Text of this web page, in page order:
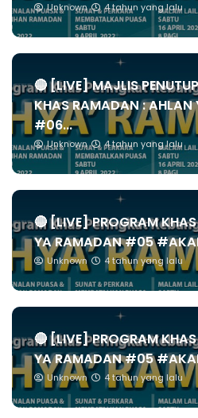
Unknown 4 tahun yang lalu
🔴 [LIVE] MAJLIS
KHAS RAMADAN :
#06...
Unknown 4 tahun yang lalu
🔴 [LIVE] PROGRAM
YA RAMADAN #05
Unknown 4 tahun yang lalu
🔴 [LIVE] PROGRAM
YA RAMADAN #05
Unknown 4 tahun yang lalu